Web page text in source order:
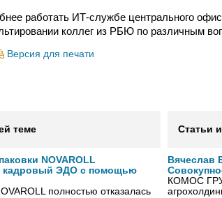
работать ИТ-службе центрального
коллег из РБЮ по различным
Версия для печати
теме
NOVAROLL
кадровый ЭДО с помощью
полностью отказалась
Статьи
КОМОС